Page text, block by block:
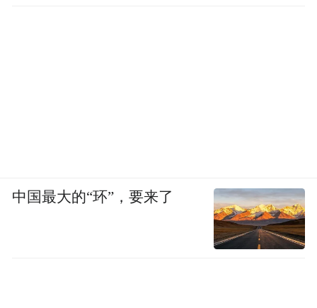
中国最大的“环”，要来了